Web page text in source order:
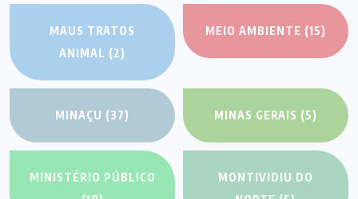
MAUS TRATOS
ANIMAL (2)
MEIO AMBIENTE (15)
MINAÇU (37) MINAS GERAIS (5)
MINISTÉRIO PÚBLICO
MONTIVIDIU DO